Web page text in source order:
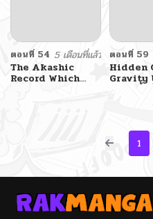
ตอนที่ 54 5 เดือนที่แล้ว
The Akashic
Record Which
ตอนที่ 59
Hidden
Gravity
1